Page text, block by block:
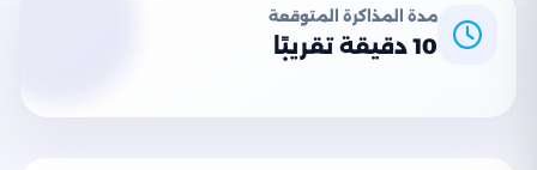
مدة المذاكرة المتوقعة
10 دقيقة تقريبًا